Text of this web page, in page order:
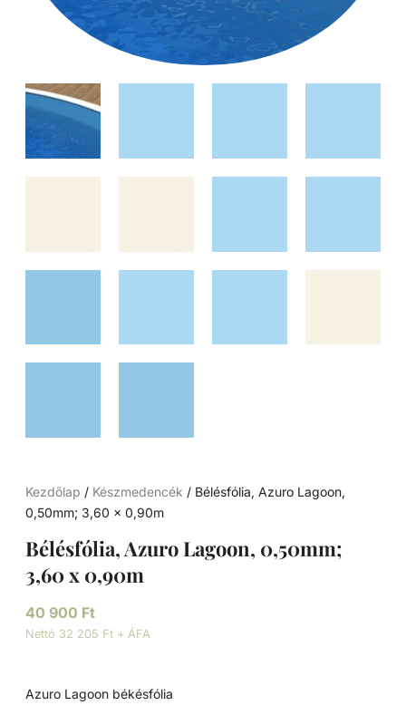
Kezdőlap / Készmedencék / Bélésfólia, Azuro Lagoon,
0,50mm; 3,60 x 0,90m
Bélésfólia, Azuro Lagoon, 0,50mm;
3,60 x 0,90m
40 900 Ft
Nettó 32 205 Ft + ÁFA
Azuro Lagoon békésfólia